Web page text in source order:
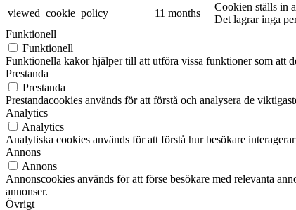
viewed_cookie_policy 11 months
Cookien ställs in
Det lagrar inga
Funktionell
Funktionell
Funktionella kakor hjälper till att utföra vissa funktioner som att
Prestanda
Prestanda
Prestandacookies används för att förstå och analysera de
Analytics
Analytics
Analytiska cookies används för att förstå hur besökare
Annons
Annons
Annonscookies används för att förse besökare med relevanta
annonser.
Övrigt